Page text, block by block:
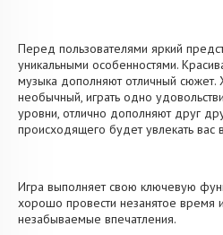
Перед пользователями яркий
уникальными особенностями.
музыка дополняют отличный сюжет.
необычный, играть одно
уровни, отлично дополняют друг
происходящего будет увлекать вас
Игра выполняет свою ключевую
хорошо провести незанятое время
незабываемые впечатления.